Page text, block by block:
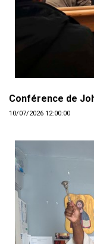
Conférence de
10/07/2026 12:00:00